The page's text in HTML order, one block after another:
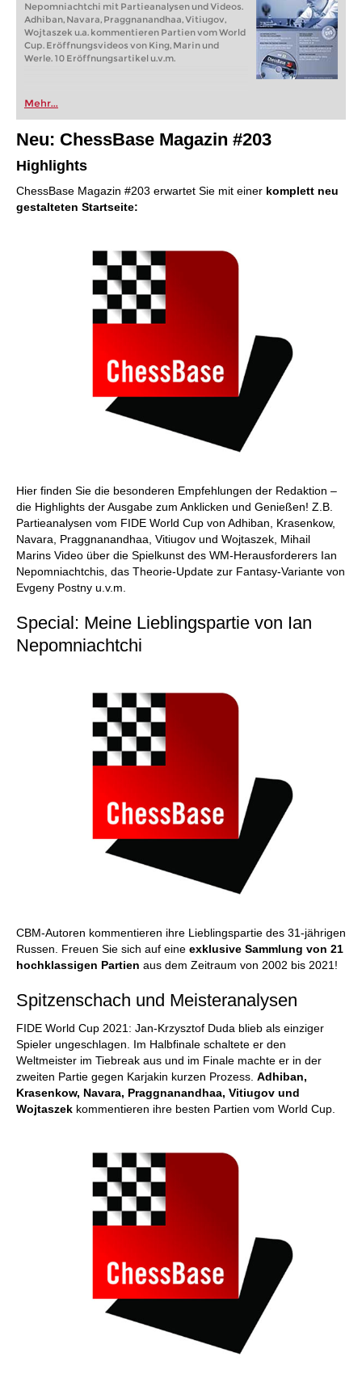
Nepomniachtchi mit Partieanalysen und Videos.
Adhiban, Navara, Praggnanandhaa, Vitiugov,
Wojtaszek u.a. kommentieren Partien vom World
Cup. Eröffnungsvideos von King, Marin und
Werle. 10 Eröffnungsartikel u.v.m.
Mehr...
Neu: ChessBase Magazin #203
Highlights
ChessBase Magazin #203 erwartet Sie mit einer komplett neu
gestalteten Startseite:
Hier finden Sie die besonderen Empfehlungen der Redaktion –
die Highlights der Ausgabe zum Anklicken und Genießen! Z.B.
Partieanalysen vom FIDE World Cup von Adhiban, Krasenkow,
Navara, Praggnanandhaa, Vitiugov und Wojtaszek, Mihail
Marins Video über die Spielkunst des WM-Herausforderers Ian
Nepomniachtchis, das Theorie-Update zur Fantasy-Variante von
Evgeny Postny u.v.m.
Special: Meine Lieblingspartie von Ian
Nepomniachtchi
CBM-Autoren kommentieren ihre Lieblingspartie des 31-jährigen
Russen. Freuen Sie sich auf eine exklusive Sammlung von 21
hochklassigen Partien aus dem Zeitraum von 2002 bis 2021!
Spitzenschach und Meisteranalysen
FIDE World Cup 2021: Jan-Krzysztof Duda blieb als einziger
Spieler ungeschlagen. Im Halbfinale schaltete er den
Weltmeister im Tiebreak aus und im Finale machte er in der
zweiten Partie gegen Karjakin kurzen Prozess. Adhiban,
Krasenkow, Navara, Praggnanandhaa, Vitiugov und
Wojtaszek kommentieren ihre besten Partien vom World Cup.